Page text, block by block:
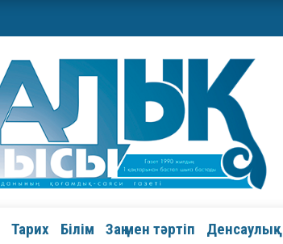
Тарих Білім Заң мен тәртіп Денсаулық